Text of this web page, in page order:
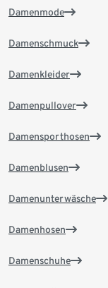
Damenmode
Damenschmuck
Damenkleider
Damenpullover
Damensporthosen
Damenblusen
Damenunterwäsche
Damenhosen
Damenschuhe